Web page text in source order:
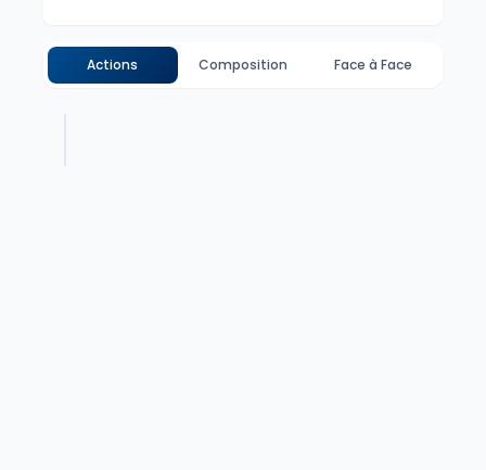
Actions Composition Face à Face